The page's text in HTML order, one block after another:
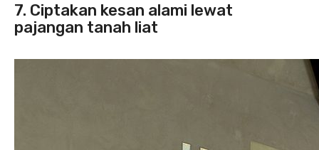
7. Ciptakan kesan alami lewat
pajangan tanah liat